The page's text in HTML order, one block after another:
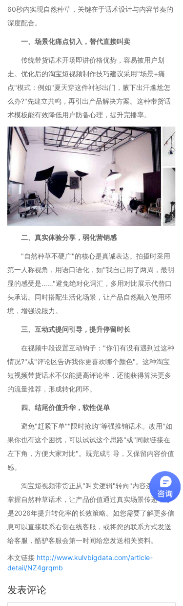
60秒内实现自然种草，关键在于话术设计与内容节奏的
深度配合。
一、场景化痛点切入，替代直接叫卖
传统带货话术开场即讲价格优势，容易被用户划
走。优化后的淘宝短视频制作技巧建议采用"场景+痛
点"模式：例如"夏天穿这件衬衫出门，腋下出汗尴尬怎
么办?"先建立共鸣，再引出产品解决方案。这种带货话
术模板能有效降低用户防备心理，提升完播率。
二、真实体验分享，弱化营销感
"自然种草不硬广"的核心是真诚表达。拍摄时采用
第一人称视角，用语口语化，如"我自己用了两周，最明
显的感受是……"避免绝对化词汇，多用对比展示代替口
头承诺。同时搭配生活化场景，让产品自然融入使用环
境，增强说服力。
三、互动式提问引导，提升停留时长
在视频中段设置互动钩子："你们有没有遇到过这种
情况?"或"评论区告诉我你更喜欢哪个颜色"。这种淘宝
短视频带货话术不仅能提高评论率，还能获得算法更多
的流量推荐，形成转化闭环。
四、结尾价值升华，软性促单
避免"赶紧下单""限时抢购"等强推销话术。改用"如
果你也有这个困扰，可以试试这个思路"或"同款链接在
左下角，方便大家对比"。既完成引导，又保留内容价值
感。
淘宝短视频带货正从"叫卖逻辑"转向"内容逻辑"。
掌握自然种草话术，让产品价值通过真实场景传递，才
是2026年提升转化率的长效策略。如您需要了解更多信
息可以直接联系右侧在线客服，或将您的联系方式发送
给客服，酷驴客服会第一时间给您发送相关资料。
本文链接 http://www.kulvbigdata.com/article-
detail/NZ4grqmb
发表评论